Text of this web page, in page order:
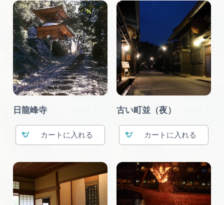
日龍峰寺
カート
古い町並（夜）
カート